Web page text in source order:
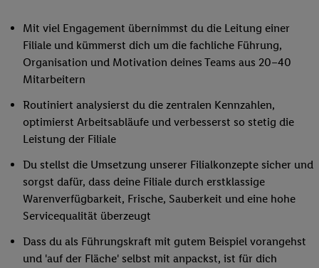
Mit viel Engagement übernimmst du die Leitung einer
Filiale und kümmerst dich um die fachliche Führung,
Organisation und Motivation deines Teams aus 20–40
Mitarbeitern
Routiniert analysierst du die zentralen Kennzahlen,
optimierst Arbeitsabläufe und verbesserst so stetig die
Leistung der Filiale
Du stellst die Umsetzung unserer Filialkonzepte sicher und
sorgst dafür, dass deine Filiale durch erstklassige
Warenverfügbarkeit, Frische, Sauberkeit und eine hohe
Servicequalität überzeugt
Dass du als Führungskraft mit gutem Beispiel vorangehst
und 'auf der Fläche' selbst mit anpackst, ist für dich